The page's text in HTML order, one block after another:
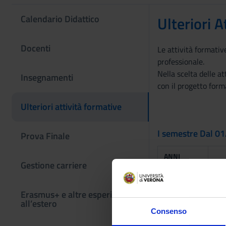
Consenso
Calendario Didattico
Docenti
Insegnamenti
Ulteriori attività formative
Prova Finale
Gestione carriere
Erasmus+ e altre esperienze
all’estero
Ulteriori
Le attività
professionale.
Nella scelta delle
con il progetto
I semestre Dal
ANNI
1° 2°
II semestre Dal